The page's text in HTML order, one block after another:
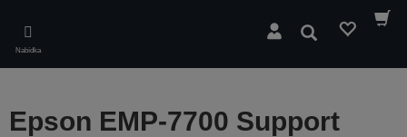
main
content
Nabídka
Hledat
Epson EMP-7700 Support